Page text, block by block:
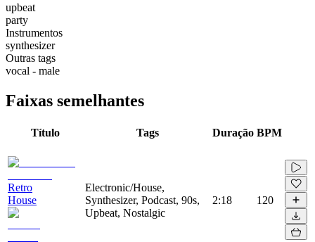
upbeat
party
Instrumentos
synthesizer
Outras tags
vocal - male
Faixas semelhantes
Título Tags Duração BPM
Retro
House
Electronic/House,
Synthesizer, Podcast, 90s,
Upbeat, Nostalgic
2:18 120